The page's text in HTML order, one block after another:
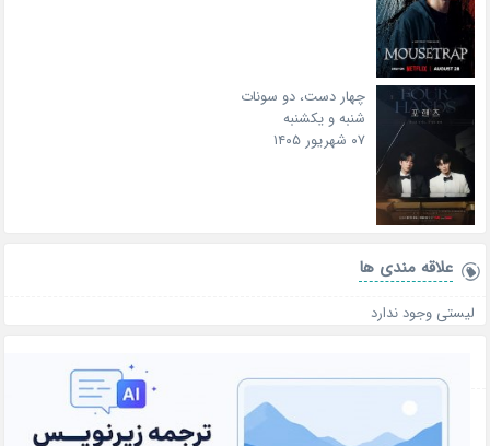
چهار دست، دو سونات
شنبه و یکشنبه
۰۷ شهریور ۱۴۰۵
علاقه‌ مندی ها
لیستی وجود ندارد